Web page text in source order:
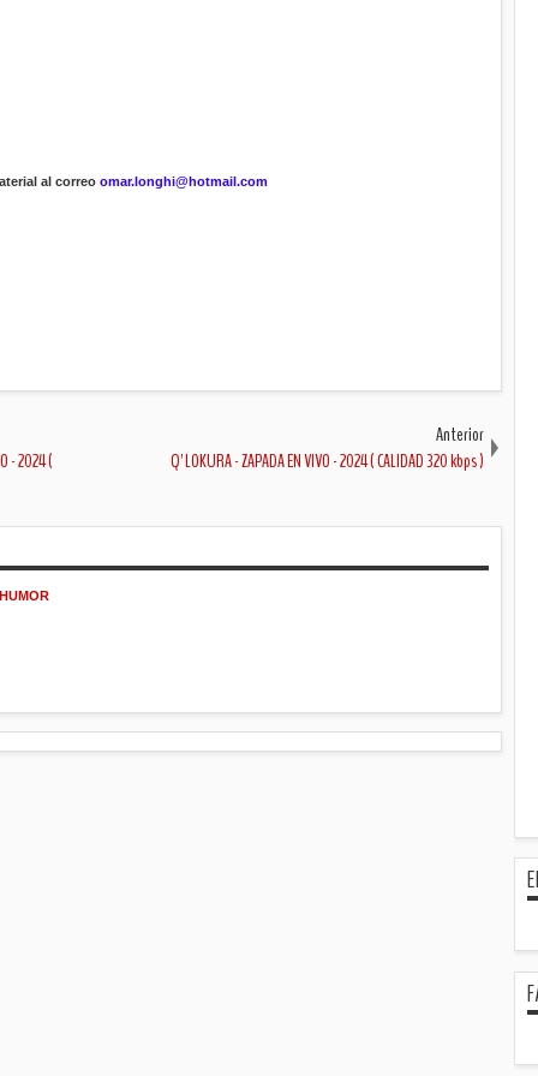
al correo omar.longhi@hotmail.com
- 2024 (
Anterior
Q' LOKURA - ZAPADA EN VIVO - 2024 ( CALIDAD 320 kbps )